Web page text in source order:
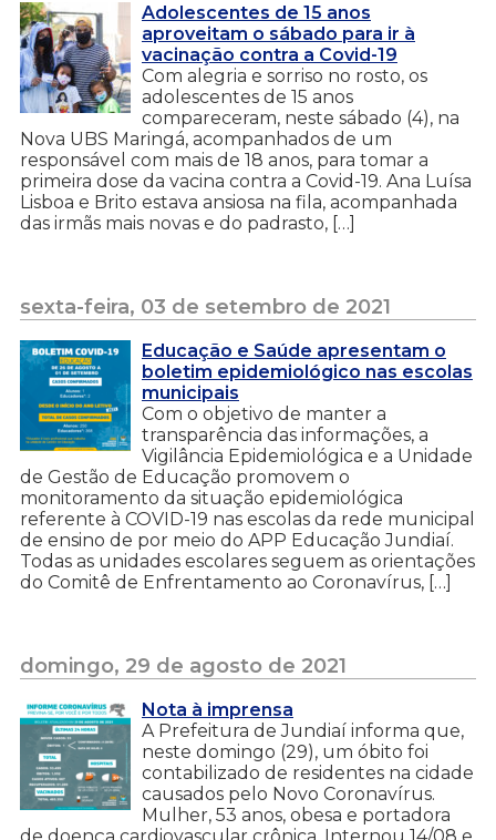
Adolescentes de 15 anos
aproveitam o sábado para ir à
vacinação contra a Covid-19
Com alegria e sorriso no rosto, os
adolescentes de 15 anos
compareceram, neste sábado (4), na
Nova UBS Maringá, acompanhados de um
responsável com mais de 18 anos, para tomar a
primeira dose da vacina contra a Covid-19. Ana Luísa
Lisboa e Brito estava ansiosa na fila, acompanhada
das irmãs mais novas e do padrasto, […]
sexta-feira, 03 de setembro de 2021
Educação e Saúde apresentam o
boletim epidemiológico nas escolas
municipais
Com o objetivo de manter a
transparência das informações, a
Vigilância Epidemiológica e a Unidade
de Gestão de Educação promovem o
monitoramento da situação epidemiológica
referente à COVID-19 nas escolas da rede municipal
de ensino de por meio do APP Educação Jundiaí.
Todas as unidades escolares seguem as orientações
do Comitê de Enfrentamento ao Coronavírus, […]
domingo, 29 de agosto de 2021
Nota à imprensa
A Prefeitura de Jundiaí informa que,
neste domingo (29), um óbito foi
contabilizado de residentes na cidade
causados pelo Novo Coronavírus.
Mulher, 53 anos, obesa e portadora
de doença cardiovascular crônica. Internou 14/08 e